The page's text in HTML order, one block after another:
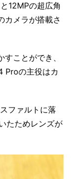
12MPの超広角
カメラが搭載さ
ことができ、
Proの主役はカ
ファルトに落
たためレンズが